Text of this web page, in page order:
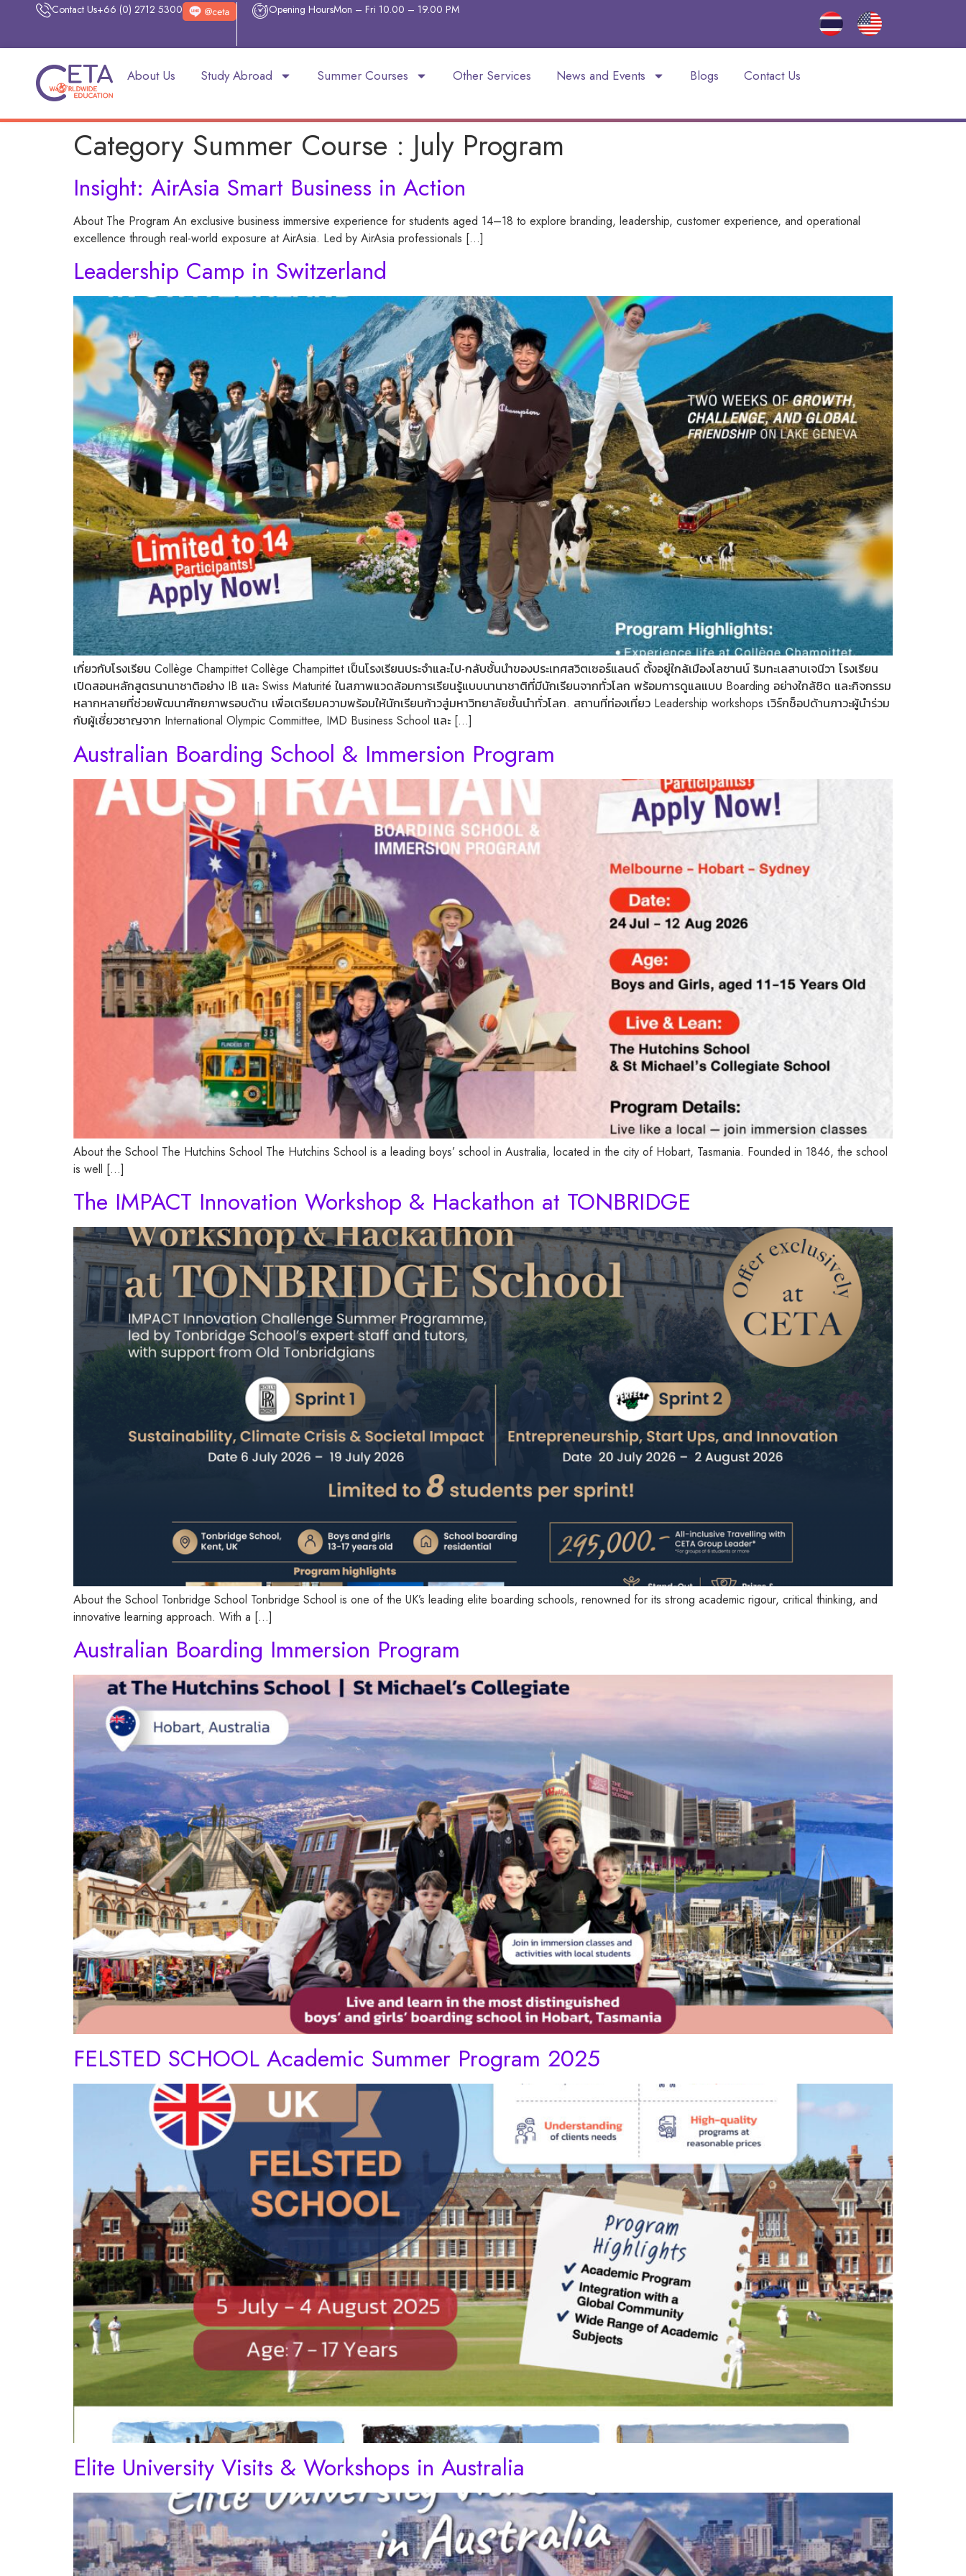
Contact Us+66 (0) 2712 5300 Opening HoursMon – Fri 10.00 – 19.00 PM
About Us Study Abroad Summer Courses Other Services News and Events Blogs Contact Us
Category Summer Course : July Program
Insight: AirAsia Smart Business in Action
About The Program An exclusive business immersive experience for students aged 14–18 to explore branding, leadership, customer experience, and operational
excellence through real-world exposure at AirAsia. Led by AirAsia professionals […]
Leadership Camp in Switzerland
เกี่ยวกับโรงเรียน Collège Champittet Collège Champittet เป็นโรงเรียนประจำและไป-กลับชั้นนำของประเทศสวิตเซอร์แลนด์ ตั้งอยู่ใกล้เมืองโลซานน์ ริมทะเลสาบเจนีวา โรงเรียน
เปิดสอนหลักสูตรนานาชาติอย่าง IB และ Swiss Maturité ในสภาพแวดล้อมการเรียนรู้แบบนานาชาติที่มีนักเรียนจากทั่วโลก พร้อมการดูแลแบบ Boarding อย่างใกล้ชิด และกิจกรรม
หลากหลายที่ช่วยพัฒนาศักยภาพรอบด้าน เพื่อเตรียมความพร้อมให้นักเรียนก้าวสู่มหาวิทยาลัยชั้นนำทั่วโลก. สถานที่ท่องเที่ยว Leadership workshops เวิร์กช็อปด้านภาวะผู้นำร่วม
กับผู้เชี่ยวชาญจาก International Olympic Committee, IMD Business School และ […]
Australian Boarding School & Immersion Program
About the School The Hutchins School The Hutchins School is a leading boys’ school in Australia, located in the city of Hobart, Tasmania. Founded in 1846, the school
is well […]
The IMPACT Innovation Workshop & Hackathon at TONBRIDGE
About the School Tonbridge School Tonbridge School is one of the UK’s leading elite boarding schools, renowned for its strong academic rigour, critical thinking, and
innovative learning approach. With a […]
Australian Boarding Immersion Program
FELSTED SCHOOL Academic Summer Program 2025
Elite University Visits & Workshops in Australia